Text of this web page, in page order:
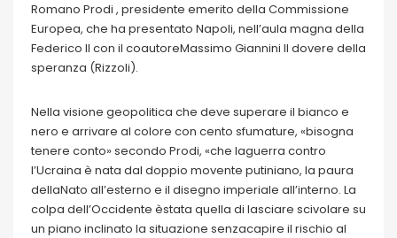
Romano Prodi , presidente emerito della Commissione
Europea, che ha presentato Napoli, nell’aula magna della
Federico II con il coautoreMassimo Giannini Il dovere della
speranza (Rizzoli).
Nella visione geopolitica che deve superare il bianco e
nero e arrivare al colore con cento sfumature, «bisogna
tenere conto» secondo Prodi, «che laguerra contro
l’Ucraina è nata dal doppio movente putiniano, la paura
dellaNato all’esterno e il disegno imperiale all’interno. La
colpa dell’Occidente èstata quella di lasciare scivolare su
un piano inclinato la situazione senzacapire il rischio al